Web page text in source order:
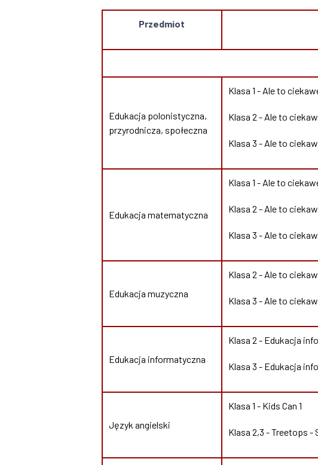
Przedmiot
Edukacja polonistyczna,
przyrodnicza, społeczna
Klasa 1 - Ale to
Klasa 2 - Ale to
Klasa 3 - Ale to
Edukacja matematyczna
Klasa 1 - Ale to
Klasa 2 - Ale to
Klasa 3 - Ale to
Edukacja muzyczna
Klasa 2 - Ale to
Klasa 3 - Ale to
Edukacja informatyczna
Klasa 2 - Edukacja
Klasa 3 - Edukacja
Język angielski
Klasa 1 - Kids Can 1
Klasa 2,3 - Treetops -